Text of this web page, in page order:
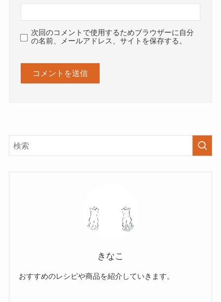
次回のコメントで使用するためブラウザーに自分
の名前、メールアドレス、サイトを保存する。
きなこ
おすすめのレシピや商品を紹介していきます。